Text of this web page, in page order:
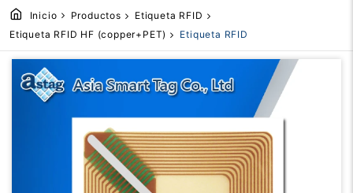
Inicio Productos
Etiqueta RFID
Etiqueta RFID HF (copper+PET)
Etiqueta RFID